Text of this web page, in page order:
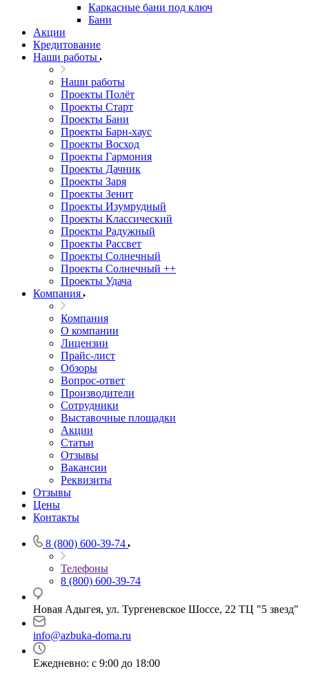
Каркасные бани под ключ
Бани
Акции
Кредитование
Наши работы
Наши работы
Проекты Полёт
Проекты Старт
Проекты Бани
Проекты Барн-хаус
Проекты Восход
Проекты Гармония
Проекты Дачник
Проекты Заря
Проекты Зенит
Проекты Изумрудный
Проекты Классический
Проекты Радужный
Проекты Рассвет
Проекты Солнечный
Проекты Солнечный ++
Проекты Удача
Компания
Компания
О компании
Лицензии
Прайс-лист
Обзоры
Вопрос-ответ
Производители
Сотрудники
Выставочные площадки
Акции
Статьи
Отзывы
Вакансии
Реквизиты
Отзывы
Цены
Контакты
8 (800) 600-39-74
Телефоны
8 (800) 600-39-74
Новая Адыгея, ул. Тургеневское Шоссе, 22 ТЦ "5 звезд"
info@azbuka-doma.ru
Ежедневно: с 9:00 до 18:00